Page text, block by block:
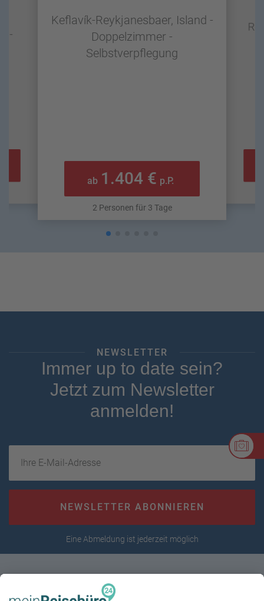
-
Keflavík-Reykjanesbaer, Island -
Doppelzimmer -
Selbstverpflegung
ab 1.404 € p.P.
2 Personen für 3 Tage
NEWSLETTER
Immer up to date sein?
Jetzt zum Newsletter
anmelden!
NEWSLETTER ABONNIEREN
Eine Abmeldung ist jederzeit möglich